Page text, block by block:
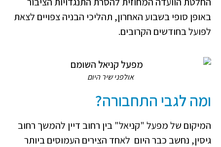
באופן סופי בשבוע האחרון, תהליכי הבניה צפויים לצאת
לפועל בחודשים הקרובים.
אולפני שיר היום
ומה לגבי התחבורה?
המיקום של מפעל "קניאל" בין רחוב דיין להמשך רחוב
גיסין, נחשב כבר היום לאחד הצירים העמוסים ביותר